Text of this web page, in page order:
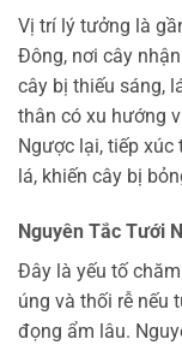
Vị trí lý tưởng là
Đông, nơi cây
cây bị thiếu sáng,
thân có xu hướng
Ngược lại, tiếp
lá, khiến cây bị
Nguyên Tắc Tưới
Đây là yếu tố
úng và thối rễ nếu
đọng ẩm lâu.